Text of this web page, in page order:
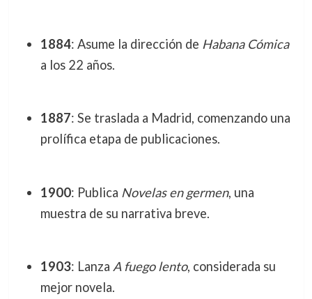
1884: Asume la dirección de Habana Cómica
a los 22 años.
1887: Se traslada a Madrid, comenzando una
prolífica etapa de publicaciones.
1900: Publica Novelas en germen, una
muestra de su narrativa breve.
1903: Lanza A fuego lento, considerada su
mejor novela.